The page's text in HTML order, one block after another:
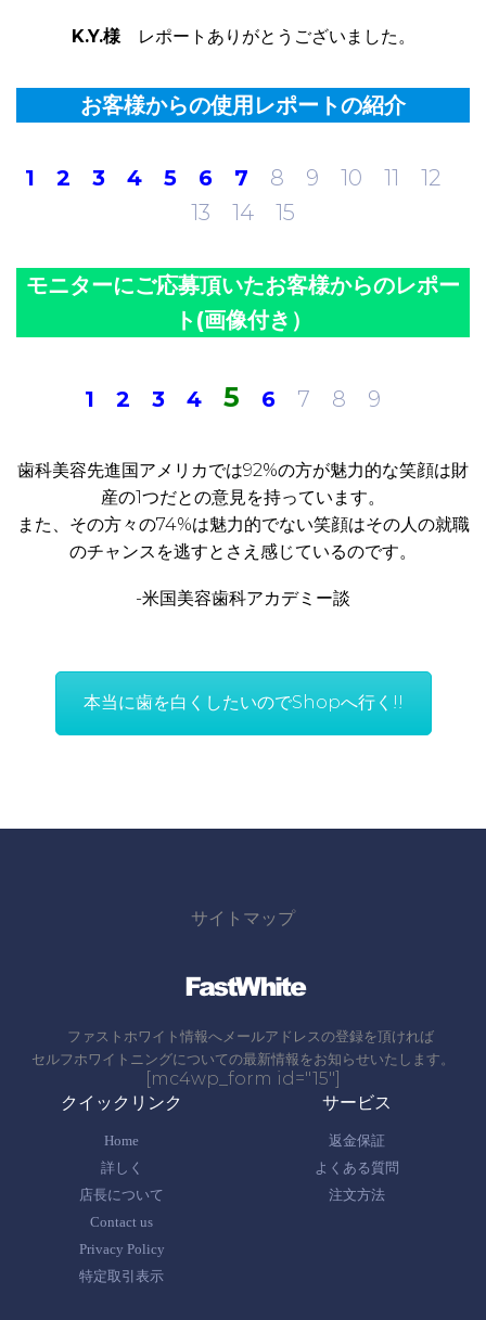
K.Y.様レポートありがとうございました。
お客様からの使用レポートの紹介
1 2 3 4 5 6 7 8 9 10 11 12
13 14 15
モニターにご応募頂いたお客様からのレポー
ト(画像付き）
1 2 3 4 5 67 8 9
歯科美容先進国アメリカでは92%の方が魅力的な笑顔は財
産の1つだとの意見を持っています。
また、その方々の74%は魅力的でない笑顔はその人の就職
のチャンスを逃すとさえ感じているのです。
-米国美容歯科アカデミー談
本当に歯を白くしたいのでShopへ行く!!
サイトマップ
ファストホワイト情報へメールアドレスの登録を頂ければ
セルフホワイトニングについての最新情報をお知らせいたします。
[mc4wp_form id="15"]
クイックリンク
Home
詳しく
店長について
Contact us
Privacy Policy
特定取引表示
サービス
返金保証
よくある質問
注文方法